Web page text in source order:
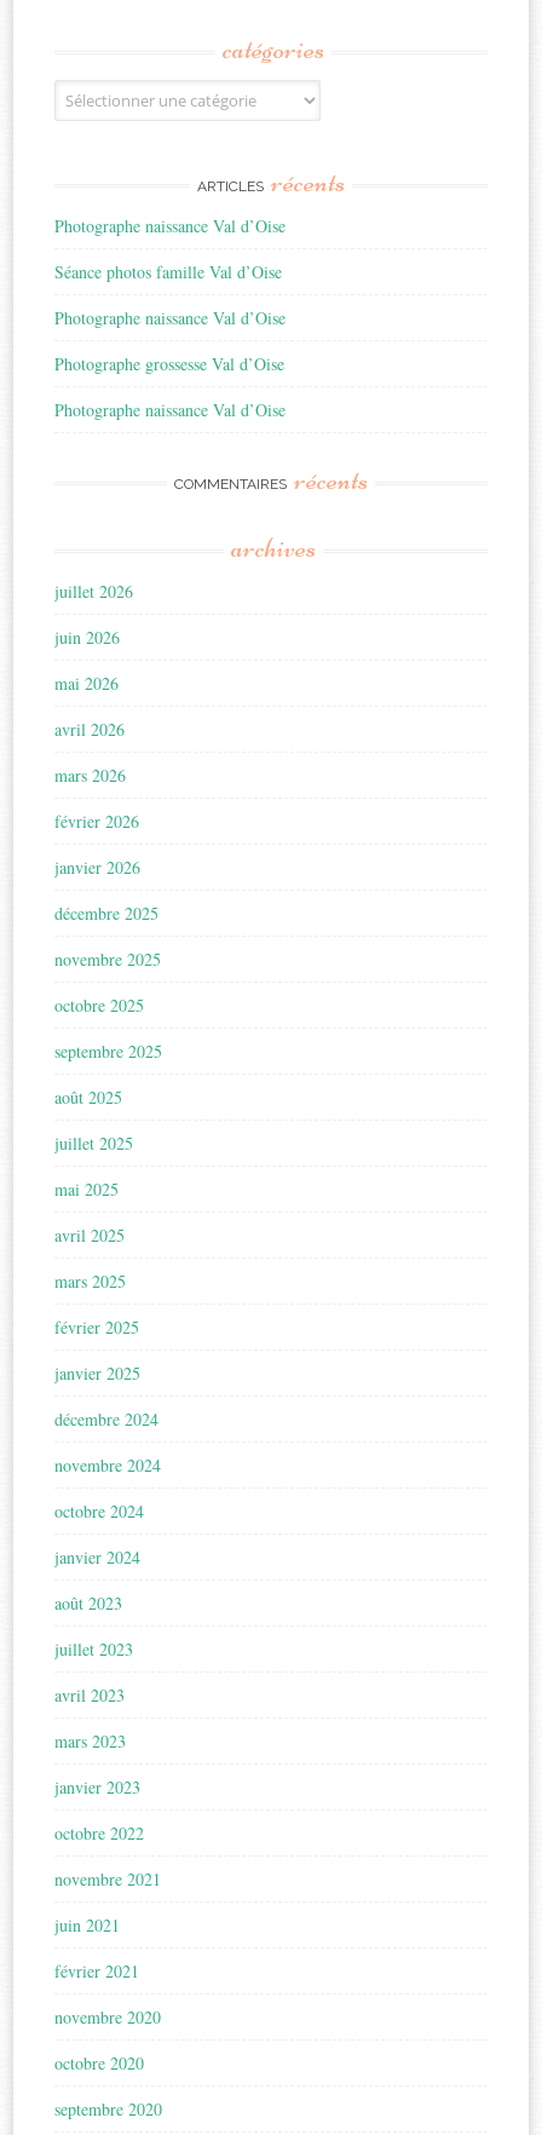
catégories
Catégories
ARTICLES récents
Photographe naissance Val d’Oise
Séance photos famille Val d’Oise
Photographe naissance Val d’Oise
Photographe grossesse Val d’Oise
Photographe naissance Val d’Oise
COMMENTAIRES récents
archives
juillet 2026
juin 2026
mai 2026
avril 2026
mars 2026
février 2026
janvier 2026
décembre 2025
novembre 2025
octobre 2025
septembre 2025
août 2025
juillet 2025
mai 2025
avril 2025
mars 2025
février 2025
janvier 2025
décembre 2024
novembre 2024
octobre 2024
janvier 2024
août 2023
juillet 2023
avril 2023
mars 2023
janvier 2023
octobre 2022
novembre 2021
juin 2021
février 2021
novembre 2020
octobre 2020
septembre 2020